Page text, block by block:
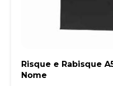
Risque e Rabisque
Nome